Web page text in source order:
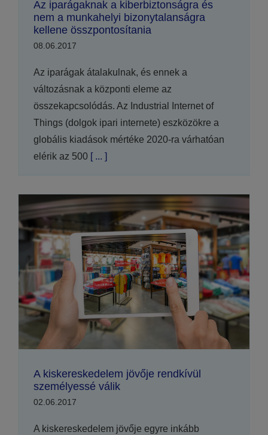
Az iparágaknak a kiberbiztonságra és
nem a munkahelyi bizonytalanságra
kellene összpontosítania
08.06.2017
Az iparágak átalakulnak, és ennek a
változásnak a központi eleme az
összekapcsolódás. Az Industrial Internet of
Things (dolgok ipari internete) eszközökre a
globális kiadások mértéke 2020-ra várhatóan
elérik az 500[ ... ]
A kiskereskedelem jövője rendkívül
személyessé válik
02.06.2017
A kiskereskedelem jövője egyre inkább